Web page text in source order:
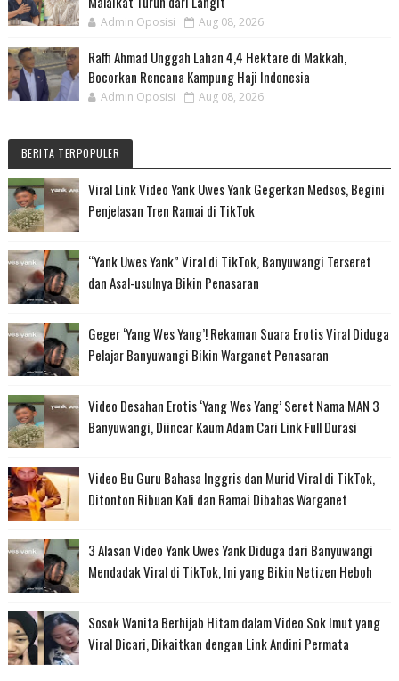
Admin Oposisi Aug 08, 2026
Raffi Ahmad Unggah Lahan 4,4 Hektare di Makkah,
Bocorkan Rencana Kampung Haji Indonesia
Admin Oposisi Aug 08, 2026
BERITA TERPOPULER
Viral Link Video Yank Uwes Yank Gegerkan Medsos, Begini
Penjelasan Tren Ramai di TikTok
“Yank Uwes Yank” Viral di TikTok, Banyuwangi Terseret
dan Asal-usulnya Bikin Penasaran
Geger ‘Yang Wes Yang’! Rekaman Suara Erotis Viral Diduga
Pelajar Banyuwangi Bikin Warganet Penasaran
Video Desahan Erotis ‘Yang Wes Yang’ Seret Nama MAN 3
Banyuwangi, Diincar Kaum Adam Cari Link Full Durasi
Video Bu Guru Bahasa Inggris dan Murid Viral di TikTok,
Ditonton Ribuan Kali dan Ramai Dibahas Warganet
3 Alasan Video Yank Uwes Yank Diduga dari Banyuwangi
Mendadak Viral di TikTok, Ini yang Bikin Netizen Heboh
Sosok Wanita Berhijab Hitam dalam Video Sok Imut yang
Viral Dicari, Dikaitkan dengan Link Andini Permata